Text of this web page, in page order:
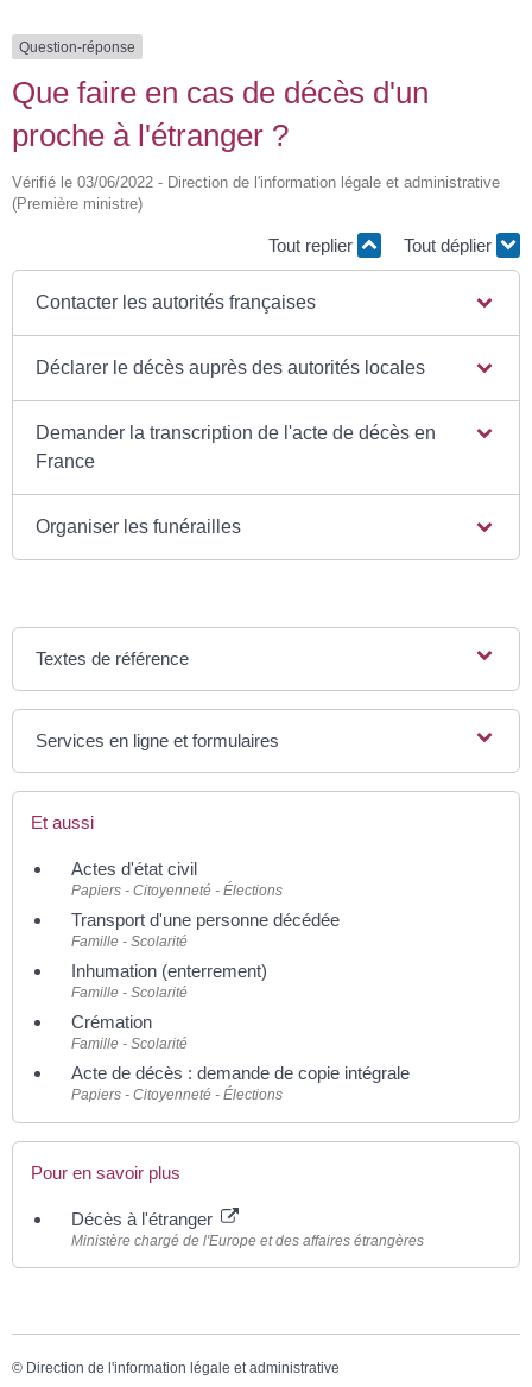
Question-réponse
Que faire en cas de décès d'un
proche à l'étranger ?
Vérifié le 03/06/2022 - Direction de l'information légale et administrative
(Première ministre)
Tout replier Tout déplier
Contacter les autorités françaises
Déclarer le décès auprès des autorités locales
Demander la transcription de l'acte de décès en
France
Organiser les funérailles
Textes de référence
Services en ligne et formulaires
Et aussi
Actes d'état civil
Papiers - Citoyenneté - Élections
Transport d'une personne décédée
Famille - Scolarité
Inhumation (enterrement)
Famille - Scolarité
Crémation
Famille - Scolarité
Acte de décès : demande de copie intégrale
Papiers - Citoyenneté - Élections
Pour en savoir plus
Décès à l'étranger
Ministère chargé de l'Europe et des affaires étrangères
© Direction de l'information légale et administrative